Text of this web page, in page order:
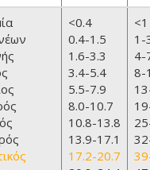
<0.4
0.4-1.5
1.6-3.3
3.4-5.4
5.5-7.9
8.0-10.7
10.8-13.8
13.9-17.1
17.2-20.7
<1
1-
4-
8-